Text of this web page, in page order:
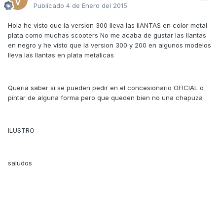
Publicado 4 de Enero del 2015
Hola he visto que la version 300 lleva las llANTAS en color metal
plata como muchas scooters No me acaba de gustar las llantas
en negro y he visto que la version 300 y 200 en algunos modelos
lleva las llantas en plata metalicas
Queria saber si se pueden pedir en el concesionario OFICIAL o
pintar de alguna forma pero que queden bien no una chapuza
ILUSTRO
saludos